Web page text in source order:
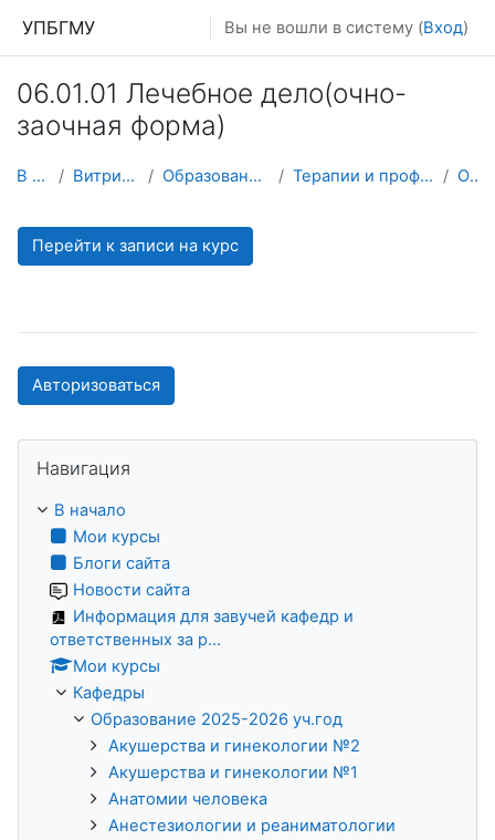
УПБГМУ Вы не вошли в систему (Вход)
06.01.01 Лечебное дело(очно-
заочная форма)
В начало Витрина курсов 3KL Образование 2025-2026 уч.год Терапии и профессиональных болезней О курсе
Перейти к записи на курс
Авторизоваться
Навигация
В начало
Мои курсы
Блоги сайта
Новости сайта
Информация для завучей кафедр и
ответственных за р...
Мои курсы
Кафедры
Образование 2025-2026 уч.год
Акушерства и гинекологии №2
Акушерства и гинекологии №1
Анатомии человека
Анестезиологии и реаниматологии